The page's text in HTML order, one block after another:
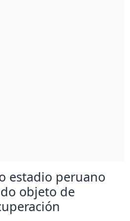
estadio peruano
objeto de